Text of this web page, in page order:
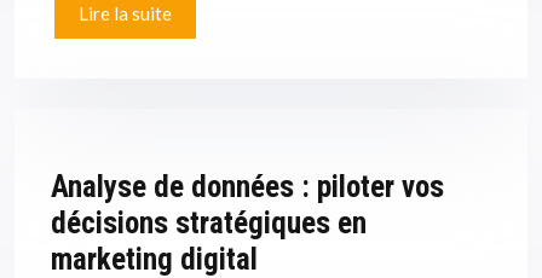
Lire la suite
Analyse de données : piloter vos
décisions stratégiques en
marketing digital